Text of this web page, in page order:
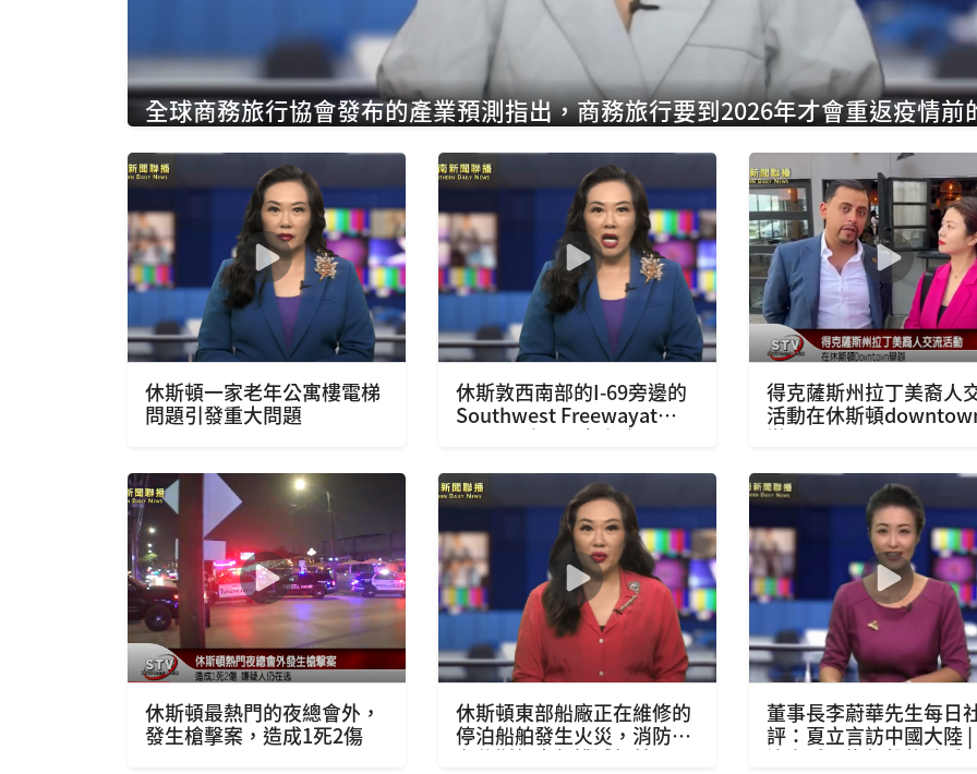
全球商務旅行協會發布的產業預測指出，商務旅行要到2026年才會重返疫情前
水準
休斯頓一家老年公寓樓電梯
問題引發重大問題
休斯敦西南部的I-69旁邊的
Southwest Freewayat
Hilcroft上，一輛紅色SUV
從行駛的汽車中跌落在馬路
中央
得克薩斯州拉丁美裔人
活動在休斯頓
辦
休斯頓最熱門的夜總會外，
發生槍擊案，造成1死2傷
休斯頓東部船廠正在維修的
停泊船舶發生火災，消防員
在休斯頓東部撲滅船舶火災
董事長李蔚華先生每日
評：夏立言訪中國大陸 |
治之爭是塲無聲的戰爭